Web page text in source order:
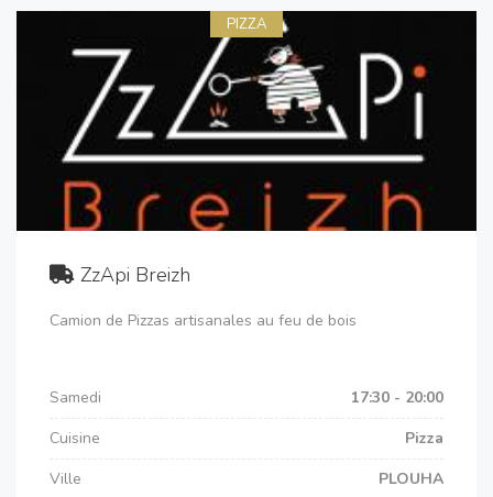
PIZZA
ZzApi Breizh
Camion de Pizzas artisanales au feu de bois
Samedi
17:30 - 20:00
Cuisine
Pizza
Ville
PLOUHA